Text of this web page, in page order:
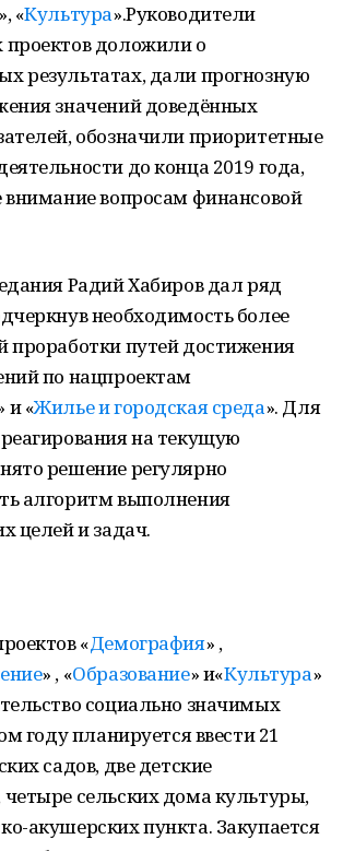
«Культура».Руководители
проектов доложили о
результатах, дали прогнозную
значений доведённых
обозначили приоритетные
до конца 2019 года,
внимание вопросам финансовой
Радий Хабиров дал ряд
необходимость более
проработки путей достижения
по нацпроектам
и «Жилье и городская среда». Для
на текущую
решение регулярно
алгоритм выполнения
целей и задач.
«Демография» ,
» , «Образование» и«Культура»
социально значимых
году планируется ввести 21
садов, две детские
сельских дома культуры,
акушерских пункта. Закупается